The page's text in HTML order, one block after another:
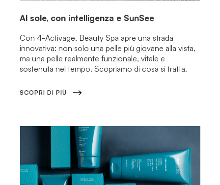
Al sole, con intelligenza e SunSee
Con 4-Activage, Beauty Spa apre una strada
innovativa: non solo una pelle più giovane alla vista,
ma una pelle realmente funzionale, vitale e
sostenuta nel tempo. Scopriamo di cosa si tratta.
SCOPRI DI PIÙ